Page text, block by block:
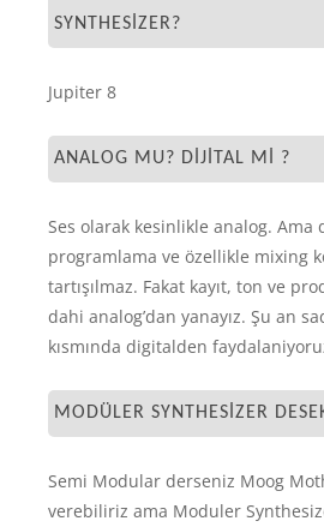
SYNTHESIZER?
Jupiter 8
ANALOG MU? DIJITAL MI ?
Ses olarak kesinlikle analog.
programlama ve özellikle mixing
tartışılmaz. Fakat kayıt, ton ve
dahi analog’dan yanayız. Şu an
kısmında digitalden
MODÜLER SYNTHESIZER
Semi Modular derseniz Moog
verebiliriz ama Moduler